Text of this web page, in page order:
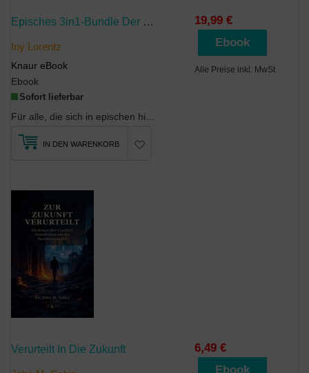
Episches 3in1-Bundle Der Bestsellerautorin Iny Lorentz. 3 Große Historische Romane In Einem Band
Iny Lorentz
Knaur eBook
Ebook
Sofort lieferbar
19,99 €
Ebook
Alle Preise inkl. MwSt
IN DEN WARENKORB
Verurteilt In Die Zukunft
6,49 €
Ebook